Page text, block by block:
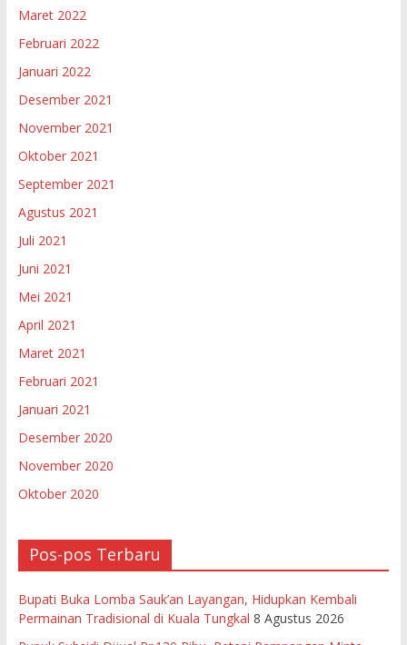
Maret 2022
Februari 2022
Januari 2022
Desember 2021
November 2021
Oktober 2021
September 2021
Agustus 2021
Juli 2021
Juni 2021
Mei 2021
April 2021
Maret 2021
Februari 2021
Januari 2021
Desember 2020
November 2020
Oktober 2020
Pos-pos Terbaru
Bupati Buka Lomba Sauk’an Layangan, Hidupkan Kembali
Permainan Tradisional di Kuala Tungkal 8 Agustus 2026